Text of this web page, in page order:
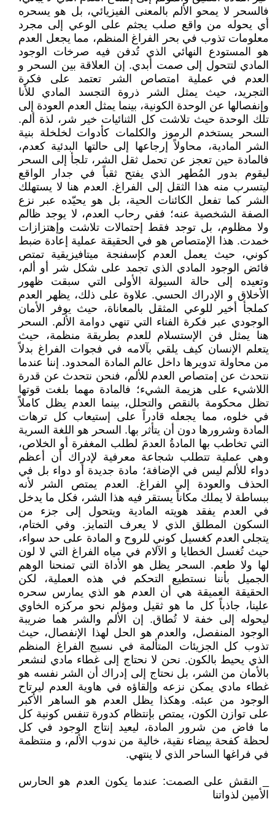
فالسحر لا يمحو الألم بالمعنى الفيزيائي، بل هو يسحره
أي يحوله من واقع صلب يجثم على الوعي إلى مجرد
معلومات تذوب في بحر الفراغ المنظم، مما يجعل العدم
هو المستودع النهائي الذي تُدفن فيه صرخات الوجود
المادي لتتحول إلى صمت أبدي. إن العلاقة بين السحر و
العدم في عملية امتصاص الشر تعتمد على فكرة
التجريد، حيث يمثل الشر ذروة التجسد المادي للأنا
وإنفصالها عن الوحدة الكونية، بينما يمثل العدم العودة إلى
تلك الوحدة حيث تلاشت كل الثنائيات خير شر، لذة ألم.
السحر يستخدم الرموز والكلمات كأدوات لخلخلة بنية
الشر المادية، محاولاً إرجاعها إلى حالتها البدئية كعدم،
فالمادة حين تعجز عن تحمل ثقل الشر، تلجأ إلى السحر
ليقوم بدور المُطهر الذي يفتح ثقباً في جدار الواقع
ليتسرب منه هذا الثقل إلى الفراغ. العدم هنا لا يستهلك
الشر كما تفعل الكائنات الحية، بل هو يحيّده عبر نزع
الصفة الشخصية عنه؛ ففي رحاب العدم، لا يوجد ظالم
ولا مظلوم، بل توجد فقط إحتمالات تلاشت وإهتزازات
خمدت. هذا الإمتصاص هو في الحقيقة عملية إعادة ضبط
كوني، حيث يعمل العدم كإسفنجة ميتافيزيقية تمتص
فائض الوجود المادي الذي تجمد على شكل شر أو ألم،
وتعيده إلى حالة السيولة الأولى التي سبقت ظهور
الأخلاق و الإدراك الحسي. علاوة على ذلك، يظهر العدم
كملجأ أخير للوعي المثقل بالمعاناة، حيث يوفر الأمان
الوجودي عبر فكرة الفناء التي تنهي دوامة الألم. السحر
هنا يمثل فن الإستسلام للعدم بطريقة منظمة، حيث
يتعلم الإنسان كيف يلقي بآلامه في فجوات الفراغ بدلاً
من محاولة تدويرها داخل عالم المادة المحدود. إننا عندما
نتحدث عن إمتصاص العدم للألم، فنحن نتحدث عن قدرة
اللاشيء على هزيمة الشيء؛ فالمادة مهما بلغت قوتها
تظل محكومة بالنقص والتحلل، بينما العدم يظل كاملاً
في خلوه، مما يجعله قادراً على إستيعاب كل ترهات
المادة وشرورها دون أن يتأثر بها. السحر هو اللغة السرية
التي تخاطب بها المادةُ العدمَ لطلب المغفرة أو الخلاص،
وهي عملية تتطلب شجاعة معرفية لإدراك أن أعظم
دواء للألم ليس في الإضافة؛ مادة جديدة أو دواء بل في
الحذف والعودة إلى الفراغ. العدم يمتص الشر لأنه
ببساطة لا يملك مكاناً يستقر فيه هذا الشر، فكل ما يدخل
في العدم يفقد هويته المادية ويتحول إلى جزء من
السكون المطلق الذي لا يعرف التمايز. وفي الختام،
يتجلى العدم كغسيل كوني للروح و المادة على حد سواء،
حيث تُغسل الخطايا و الآلام في مياه الفراغ التي لا لون
لها ولا طعم. السحر يظل هو الأداة التي تمنحنا الوهم
الجميل بأننا نستطيع التحكم في هذه العملية، لكن
الحقيقة العميقة هي أن العدم هو الذي يمارس سحره
علينا، جاذباً كل ما هو ثقيل ومؤلم نحو مركزه الخاوي
ليحوله إلى خفة لا تُطاق. إن الألم والشر هما ضريبة
الوجود المنفصل، والعدم هو الحل لهذا الإنفصال، حيث
تذوب كل الجزيئات المتألمة في نسيج الفراغ المنظم
الذي يحيط بالكون. نحن لا نحتاج إلى غطاء مادي لنشعر
بالأمان من الشر، بل نحتاج إلى إدراك أن الشر نفسه هو
غطاء مادي يمكن نزعه وإلقاؤه في هاوية العدم ليرتاح
الوجود من عبئه. وهكذا يظل العدم هو الساهر الأكبر
على توازن الكون، يمتص بإنتظام كدورة تنفس كونية كل
ما فاض من شرور المادة، ليعيد إنتاج الوجود في كل
لحظة كفحة بيضاء نقية، خالية من ندوب الألم، و منتظمة
في فراغها الساحر الذي لا ينتهي.
_ النقش على الصمت: عندما يكون العدم هو الحارس
الأمين لذواتنا